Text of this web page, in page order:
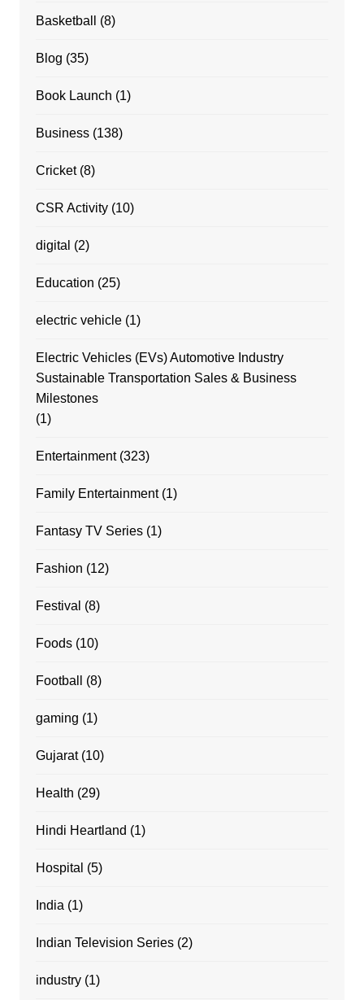
Basketball (8)
Blog (35)
Book Launch (1)
Business(138)
Cricket(8)
CSR Activity(10)
digital (2)
Education (25)
electric vehicle(1)
Electric Vehicles (EVs) Automotive Industry
Sustainable Transportation Sales & Business
Milestones
(1)
Entertainment(323)
Family Entertainment(1)
Fantasy TV Series(1)
Fashion (12)
Festival (8)
Foods(10)
Football (8)
gaming (1)
Gujarat(10)
Health (29)
Hindi Heartland (1)
Hospital (5)
India (1)
Indian Television Series(2)
industry(1)